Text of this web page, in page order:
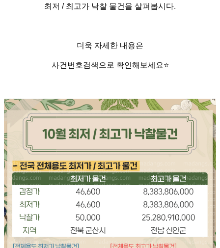
최저 / 최고가 낙찰 물건을 살펴봅시다.
더욱 자세한 내용은
사건번호검색으로 확인해보세요⭐